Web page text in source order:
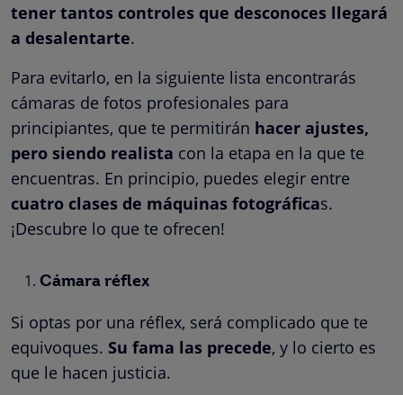
tener tantos controles que desconoces llegará
a desalentarte.
Para evitarlo, en la siguiente lista encontrarás
cámaras de fotos profesionales para
principiantes, que te permitirán hacer ajustes,
pero siendo realista con la etapa en la que te
encuentras. En principio, puedes elegir entre
cuatro clases de máquinas fotográficas.
¡Descubre lo que te ofrecen!
Cámara réflex
Si optas por una réflex, será complicado que te
equivoques. Su fama las precede, y lo cierto es
que le hacen justicia.